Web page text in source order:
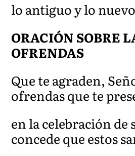
lo antiguo y lo
ORACIÓN SOBRE
OFRENDAS
Que te agraden,
ofrendas que te
en la celebración de
concede que estos